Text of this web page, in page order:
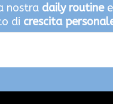
nostra daily routine
di crescita